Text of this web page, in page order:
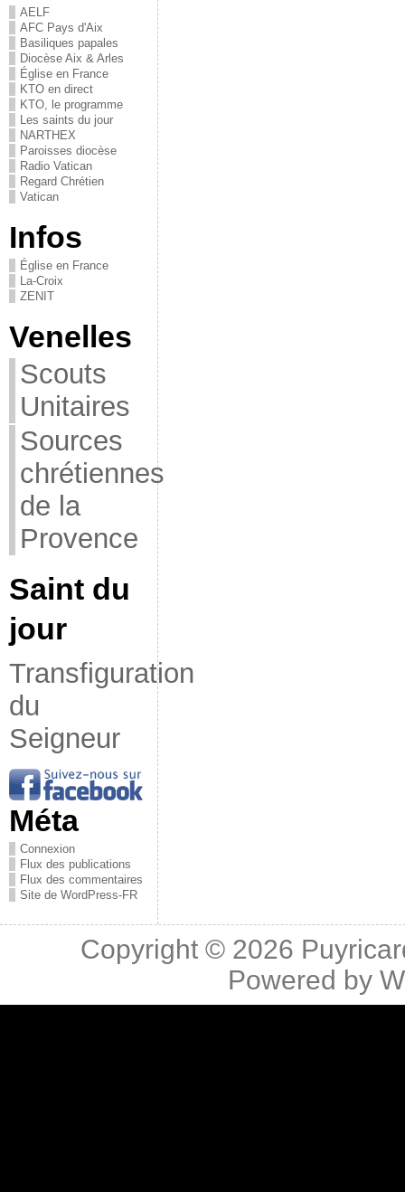
AELF
AFC Pays d'Aix
Basiliques papales
Diocèse Aix & Arles
Église en France
KTO en direct
KTO, le programme
Les saints du jour
NARTHEX
Paroisses diocèse
Radio Vatican
Regard Chrétien
Vatican
Infos
Église en France
La-Croix
ZENIT
Venelles
Scouts
Unitaires
Sources
chrétiennes
de la
Provence
Saint du
jour
Transfiguration
du
Seigneur
Méta
Connexion
Flux des publications
Flux des commentaires
Site de WordPress-FR
Copyright © 2026
Powered by